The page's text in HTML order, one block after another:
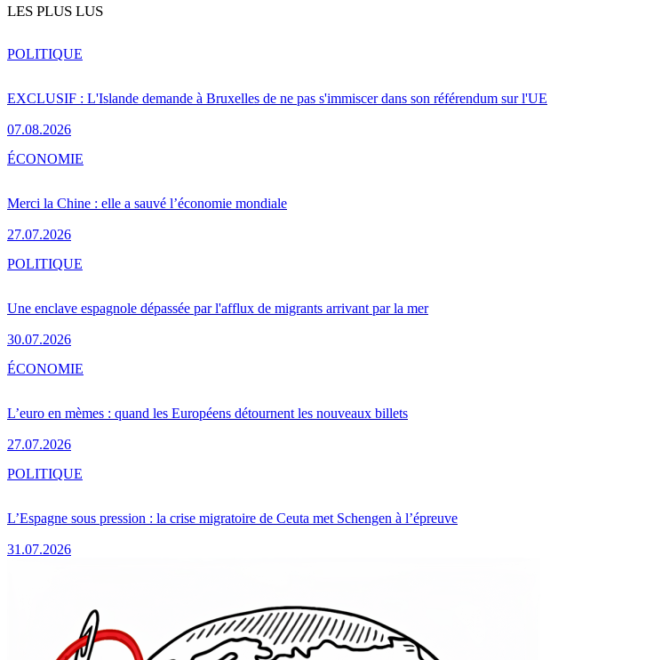
LES PLUS LUS
EXCLUSIF : L'Islande demande à Bruxelles de ne pas s'immiscer dans son référendum sur l'UE
07.08.2026
POLITIQUE
Merci la Chine : elle a sauvé l’économie mondiale
27.07.2026
ÉCONOMIE
Une enclave espagnole dépassée par l'afflux de migrants arrivant par la mer
30.07.2026
POLITIQUE
L’euro en mèmes : quand les Européens détournent les nouveaux billets
27.07.2026
ÉCONOMIE
L’Espagne sous pression : la crise migratoire de Ceuta met Schengen à l’épreuve
31.07.2026
POLITIQUE